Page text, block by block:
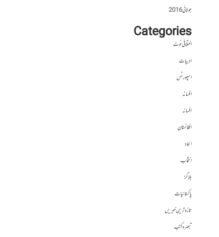
جولائی 2016
Categories
اختلافی نوٹ
ادبیات
اسپورٹس
افسانہ
افسانہ
افغانستان
الحاد
انتخاب
بلاگز
پاکستانیات
تازہ ترین خبریں
تبصرہ کتب